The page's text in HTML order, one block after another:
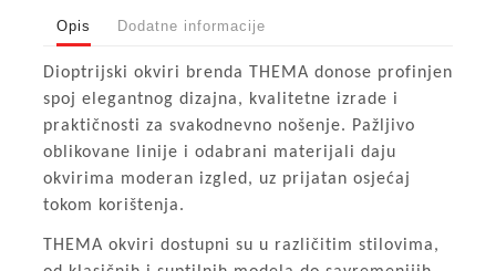
Opis Dodatne informacije
Dioptrijski okviri brenda THEMA donose profinjen
spoj elegantnog dizajna, kvalitetne izrade i
praktičnosti za svakodnevno nošenje. Pažljivo
oblikovane linije i odabrani materijali daju
okvirima moderan izgled, uz prijatan osjećaj
tokom korištenja.
THEMA okviri dostupni su u različitim stilovima,